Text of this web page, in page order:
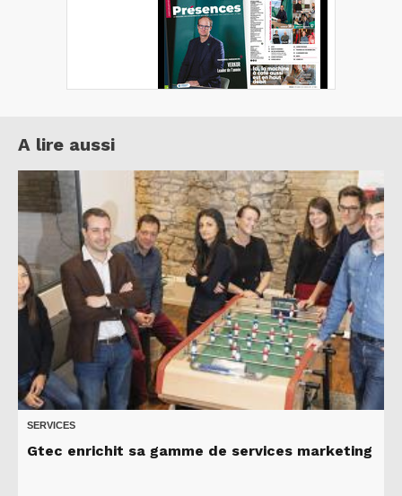
A lire aussi
SERVICES
Gtec enrichit sa gamme de services marketing